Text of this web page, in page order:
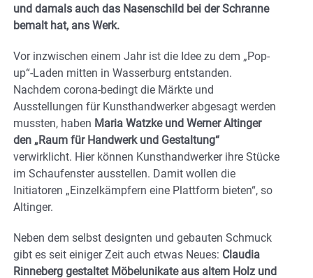
und damals auch das Nasenschild bei der Schranne
bemalt hat, ans Werk.
Vor inzwischen einem Jahr ist die Idee zu dem „Pop-
up“-Laden mitten in Wasserburg entstanden.
Nachdem corona-bedingt die Märkte und
Ausstellungen für Kunsthandwerker abgesagt werden
mussten, haben Maria Watzke und Werner Altinger
den „Raum für Handwerk und Gestaltung“
verwirklicht. Hier können Kunsthandwerker ihre Stücke
im Schaufenster ausstellen. Damit wollen die
Initiatoren „Einzelkämpfern eine Plattform bieten“, so
Altinger.
Neben dem selbst designten und gebauten Schmuck
gibt es seit einiger Zeit auch etwas Neues: Claudia
Rinneberg gestaltet Möbelunikate aus altem Holz und